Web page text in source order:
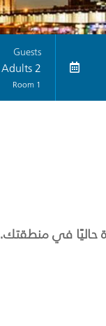
Guests
2 Adults
1 Room
حاليًا في منطقتك.